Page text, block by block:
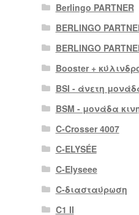
Berlingo PARTNER
BERLINGO
BERLINGO
Booster +
BSI - άνετη
BSM - μονάδα
C-Crosser 4007
C-ELYSÉE
C-Elyseee
C-διασταύρωση
C1 II